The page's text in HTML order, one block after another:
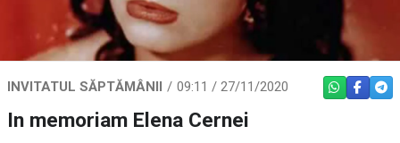
INVITATUL SĂPTĂMÂNII 09:11 / 27/11/2020 WHATSAPP
In memoriam Elena Cernei